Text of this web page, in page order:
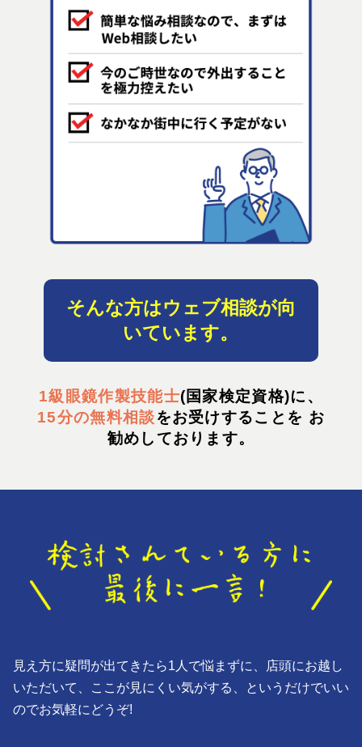
そんな方はウェブ相談が向
いています。
1級眼鏡作製技能士(国家検定資格)に、
15分の無料相談をお受けすることを お
勧めしております。
見え方に疑問が出てきたら1人で悩まずに、店頭にお越し
いただいて、ここが見にくい気がする、というだけでいい
のでお気軽にどうぞ!